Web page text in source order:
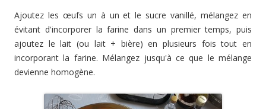
Ajoutez les œufs un à un et le sucre vanillé, mélangez en
évitant d'incorporer la farine dans un premier temps, puis
ajoutez le lait (ou lait + bière) en plusieurs fois tout en
incorporant la farine. Mélangez jusqu'à ce que le mélange
devienne homogène.